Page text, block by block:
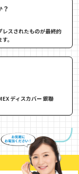
スされたものが最終的
。
ディスカバー 銀聯